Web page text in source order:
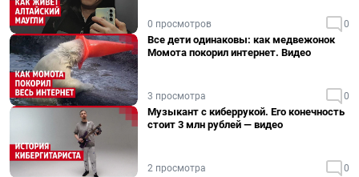
0 просмотров 0
Все дети одинаковы: как медвежонок
Момота покорил интернет. Видео
3 просмотра 0
Музыкант с киберрукой. Его конечность
стоит 3 млн рублей — видео
2 просмотра 0